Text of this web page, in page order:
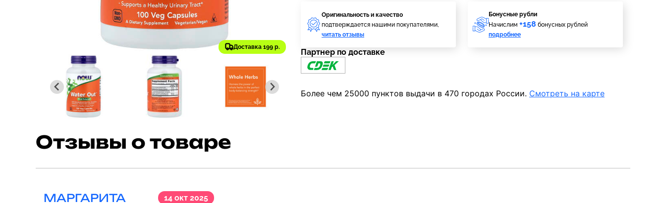
Доставка 199 р.
Оригинальность и качество
подтверждается нашими покупателями,
читать отзывы
Бонусные рубли
Начислим +158 бонусных рублей
подробнее
Партнер по доставке
Более чем 25000 пунктов выдачи в 470 городах России. Смотреть на карте
Отзывы о товаре
МАРГАРИТА
14 окт 2025